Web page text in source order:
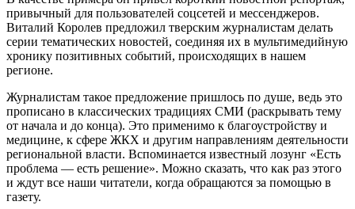
привычный для пользователей соцсетей и мессенджеров.
Виталий Королев предложил тверским журналистам делать
серии тематических новостей, соединяя их в мультимедийную
хронику позитивных событий, происходящих в нашем
регионе.
Журналистам такое предложение пришлось по душе, ведь это
прописано в классических традициях СМИ (раскрывать тему
от начала и до конца). Это применимо к благоустройству и
медицине, к сфере ЖКХ и другим направлениям деятельности
региональной власти. Вспоминается известный лозунг «Есть
проблема — есть решение». Можно сказать, что как раз этого
и ждут все наши читатели, когда обращаются за помощью в
газету.